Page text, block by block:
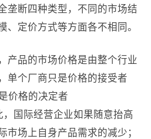
垄断四种类型，不同的市场结
、定价方式等方面各不相同。
产品的市场价格是由整个行业
单个厂商只是价格的接受者
价格的决定者
，国际经营企业如果随意抬高
市场上自身产品需求的减少；